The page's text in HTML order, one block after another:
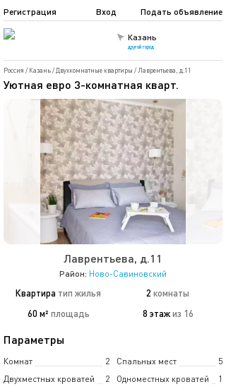
Казань
другой город
Подать объявление
Регистрация Вход
Россия / Казань/ Двухкомнатные квартиры / Лаврентьева, д.11
Уютная евро 3-комнатная кварт.
Лаврентьева, д.11
Район: Ново-Савиновский
Квартира тип жилья 2 комнаты
60 м² площадь 8 этаж из 16
Параметры
Комнат 2 Спальных мест
5
Двухместных кроватей
2 Одноместных кроватей
1